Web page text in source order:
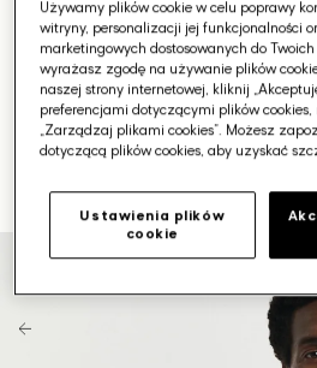
Otwórz
media
Używamy plików cookie w celu poprawy
witryny, personalizacji jej funkcjonalności
marketingowych dostosowanych do
wyrażasz zgodę na używanie plików
naszej strony internetowej, kliknij
preferencjami dotyczącymi plików
„Zarządzaj plikami cookies”. Możesz
dotyczącą plików cookies, aby uzyskać
Ustawienia plików
cookie